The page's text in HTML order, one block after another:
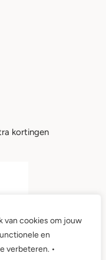
van cookies om jouw
en
verbeteren. •
kortingen